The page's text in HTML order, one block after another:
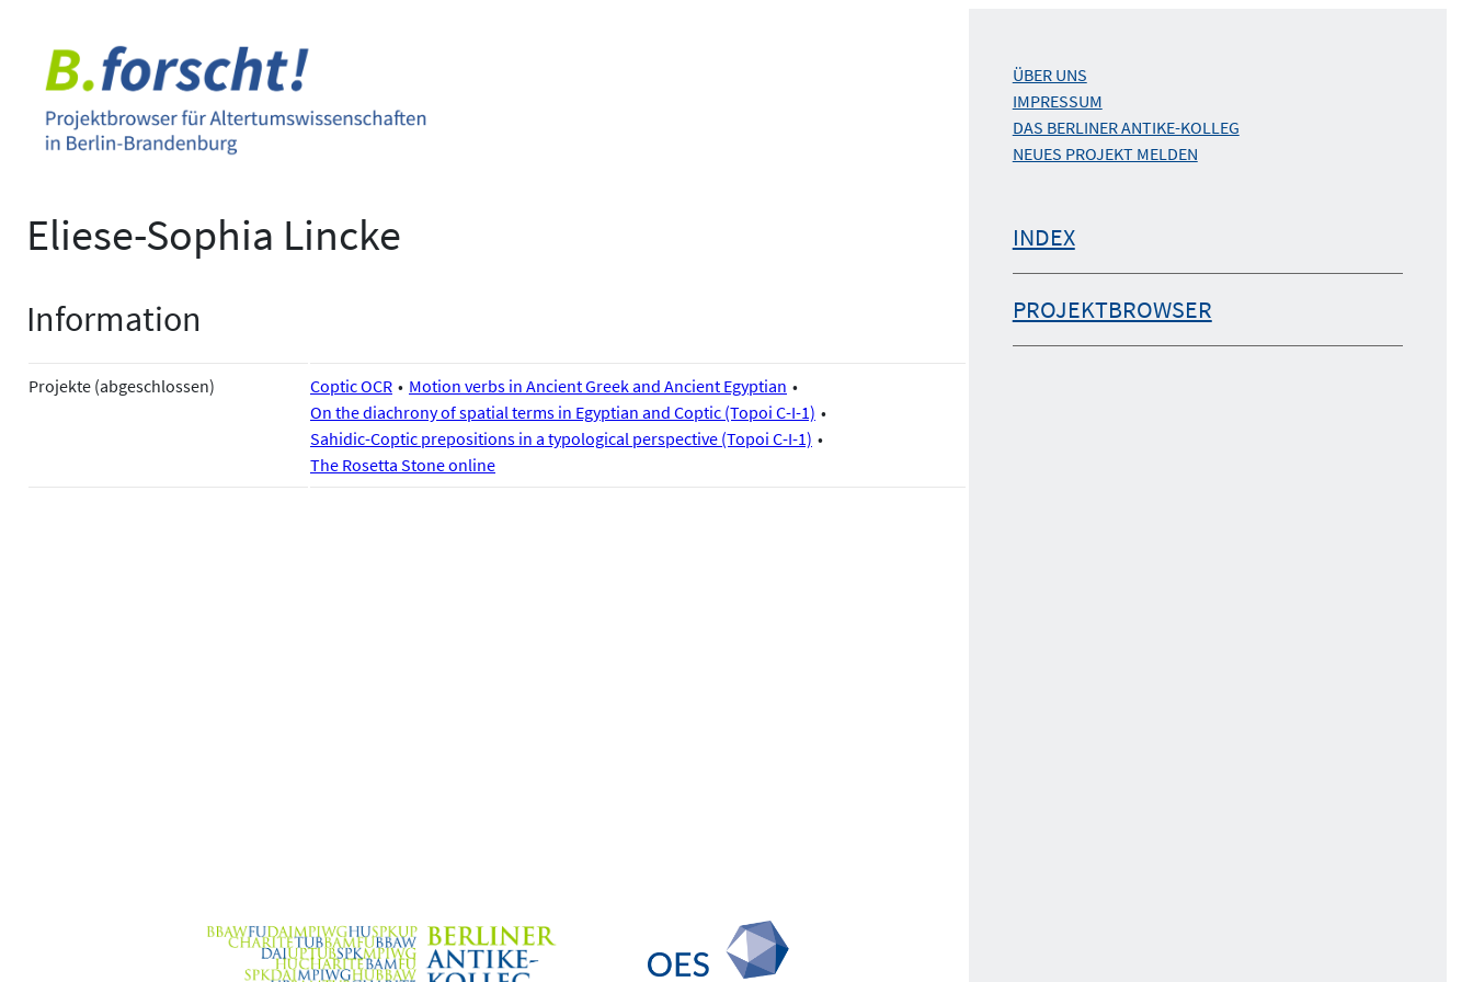
springen
Eliese-Sophia Lincke
Information
Projekte (abgeschlossen) Coptic OCR
Motion verbs in Ancient Greek and Ancient Egyptian
On the diachrony of spatial terms in Egyptian and Coptic (Topoi C-I-1)
Sahidic-Coptic prepositions in a typological perspective (Topoi C-I-1)
The Rosetta Stone online
ÜBER UNS
IMPRESSUM
DAS BERLINER ANTIKE-KOLLEG
NEUES PROJEKT MELDEN
INDEX
PROJEKTBROWSER